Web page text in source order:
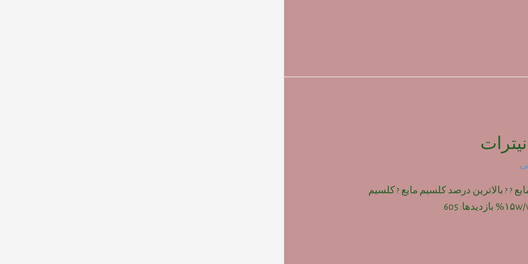
? ? بالاترین درصد کلسیم مایع ? کلسیم